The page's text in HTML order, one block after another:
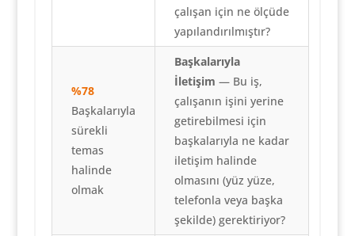
çalışan için ne ölçüde
yapılandırılmıştır?
%78
Başkalarıyla
sürekli
temas
halinde
olmak
Başkalarıyla
İletişim — Bu iş,
çalışanın işini yerine
getirebilmesi için
başkalarıyla ne kadar
iletişim halinde
olmasını (yüz yüze,
telefonla veya başka
şekilde) gerektiriyor?